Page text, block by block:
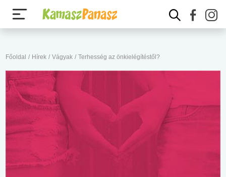
Főoldal / Hírek / Vágyak / Terhesség az önkielégítéstől?